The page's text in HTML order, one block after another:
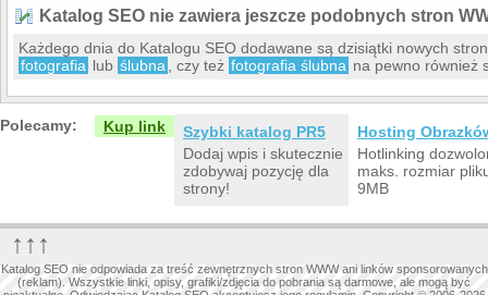
Katalog SEO nie zawiera jeszcze podobnych stron
Każdego dnia do Katalogu SEO dodawane są dzisiątki nowych
fotografia lub ślubna , czy też fotografia ślubna na pewno również
Polecamy: Kup link
Szybki katalog PR5
Dodaj wpis i skutecznie
zdobywaj pozycję dla
strony!
Hosting
Hotlinking
maks. rozmiar
9MB
↑↑↑
Katalog SEO nie odpowiada za treść zewnętrznych stron WWW ani linków sponsorowanych
(reklam). Wszystkie linki, opisy, grafiki/zdjęcia do pobrania są darmowe, ale mogą być